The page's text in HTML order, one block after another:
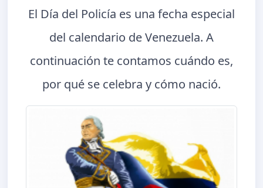
El Día del Policía es una fecha especial
del calendario de Venezuela. A
continuación te contamos cuándo es,
por qué se celebra y cómo nació.